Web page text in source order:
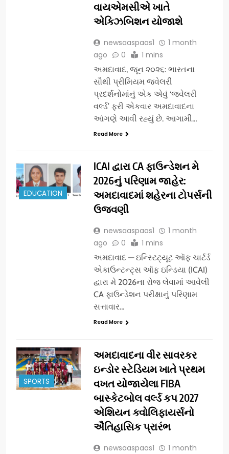
વાયએમસીએ ખાતે
એક્ઝિબિશન યોજાશે
newsaaspaas1
1 month
ago
0 1 mins
અમદાવાદ, જૂન ૨૦૨૬: ભારતના
સૌથી પ્રીમિયમ જ્વેલરી
પ્રદર્શનોમાંનું એક એવું ‘જ્વેલરી
વર્લ્ડ’ ફરી એકવાર અમદાવાદના
આંગણે આવી રહ્યું છે. આગામી…
Read More
EDUCATION
ICAI દ્વારા CA ફાઉન્ડેશન મે
2026નું પરિણામ જાહેર:
અમદાવાદમાં શહેરના ટોપર્સની
ઉજવણી
newsaaspaas1
1 month
ago
0 1 mins
અમદાવાદ — ઇન્સ્ટિટ્યૂટ ઑફ ચાર્ટર્ડ
એકાઉન્ટન્ટ્સ ઑફ ઇન્ડિયા (ICAI)
દ્વારા મે 2026ના રોજ લેવામાં આવેલી
CA ફાઉન્ડેશન પરીક્ષાનું પરિણામ
સત્તાવાર…
Read More
SPORTS
અમદાવાદના વીર સાવરકર
ઇન્ડોર સ્ટેડિયમ ખાતે પ્રથમ
વખત યોજાયેલા FIBA
બાસ્કેટબોલ વર્લ્ડ કપ 2027
એશિયન ક્વોલિફાયર્સનો
ઐતિહાસિક પ્રારંભ
newsaaspaas1
1 month